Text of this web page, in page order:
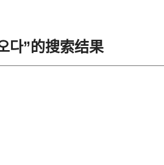
다”的搜索结果